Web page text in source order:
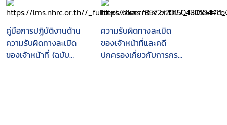
คู่มือการปฏิบัติงานด้าน
ความรับผิดทางละเมิด
ของเจ้าหน้าที่ (ฉบับ
ความรับผิดทางละเมิด
ของเจ้าหน้าที่และคดี
ปกครองเกี่ยวกับการกระ